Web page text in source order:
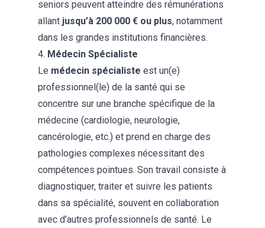
seniors peuvent atteindre des rémunérations
allant jusqu’à 200 000 € ou plus, notamment
dans les grandes institutions financières​.
4. Médecin Spécialiste
Le médecin spécialiste est un(e)
professionnel(le) de la santé qui se
concentre sur une branche spécifique de la
médecine (cardiologie, neurologie,
cancérologie, etc.) et prend en charge des
pathologies complexes nécessitant des
compétences pointues. Son travail consiste à
diagnostiquer, traiter et suivre les patients
dans sa spécialité, souvent en collaboration
avec d’autres professionnels de santé. Le